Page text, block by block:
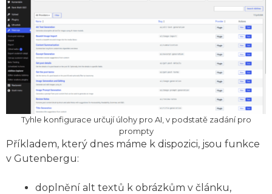
Tyhle konfigurace určují úlohy pro AI, v podstatě zadání pro
prompty
Příkladem, který dnes máme k dispozici, jsou funkce
v Gutenbergu:
doplnění alt textů k obrázkům v článku,